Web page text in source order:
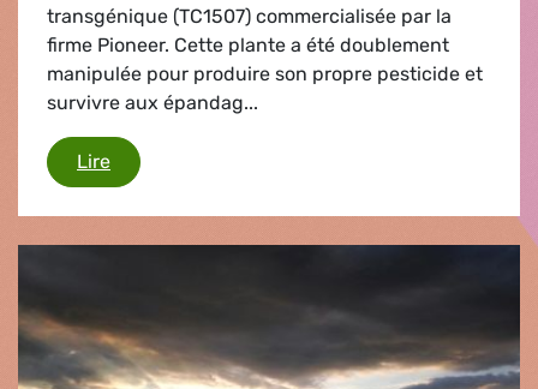
transgénique (TC1507) commercialisée par la
firme Pioneer. Cette plante a été doublement
manipulée pour produire son propre pesticide et
survivre aux épandag...
LireOGM